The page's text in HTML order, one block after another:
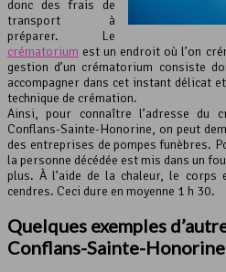
donc des frais de
transport à
préparer. Le
crématorium est un endroit où l’on
gestion d’un crématorium consiste
accompagner dans cet instant délicat
technique de crémation.
Ainsi, pour connaître l’adresse du
Conflans-Sainte-Honorine, on peut
des entreprises de pompes funèbres.
la personne décédée est mis dans un
plus. À l’aide de la chaleur, le
cendres. Ceci dure en moyenne 1 h 30.
Quelques exemples
Conflans-Sainte-